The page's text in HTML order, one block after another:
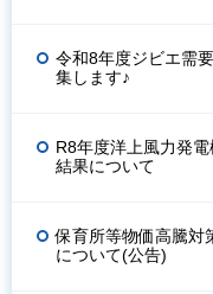
令和8年度ジビエ需
集します♪
R8年度洋上風力発
結果について
保育所等物価高騰対
について(公告)